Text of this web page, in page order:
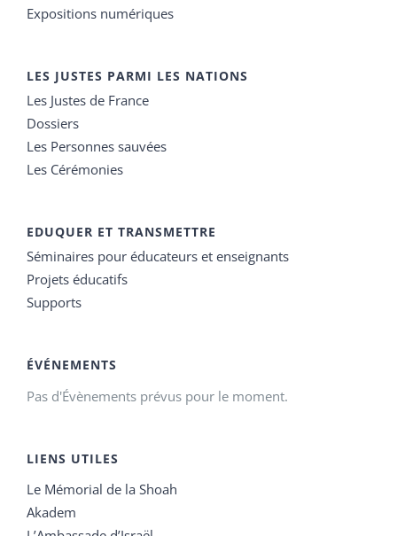
Expositions numériques
LES JUSTES PARMI LES NATIONS
Les Justes de France
Dossiers
Les Personnes sauvées
Les Cérémonies
EDUQUER ET TRANSMETTRE
Séminaires pour éducateurs et enseignants
Projets éducatifs
Supports
ÉVÉNEMENTS
Pas d'Évènements prévus pour le moment.
LIENS UTILES
Le Mémorial de la Shoah
Akadem